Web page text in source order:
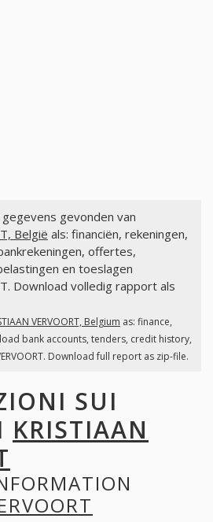
gevonden van
België als: financiën, rekeningen,
offertes,
en toeslagen
Download volledig rapport als
VERVOORT, Belgium as: finance,
bank accounts, tenders, credit history,
Download full report as zip-file.
SUI
KRISTIAAN